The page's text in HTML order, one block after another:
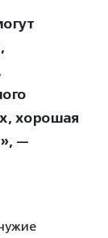
хорошая
—